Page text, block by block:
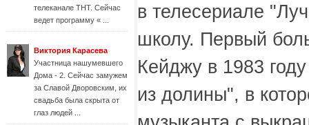
телеканале ТНТ. Сейчас
ведет программу « ...
Виктория Карасева
Участница нашумевшего
Дома - 2. Сейчас замужем
за Славой Дворовским, их
свадьба была скрыта от
глаз людей ...
в телесериале
школу. Первый
Кейджу в 1983
из долины", в